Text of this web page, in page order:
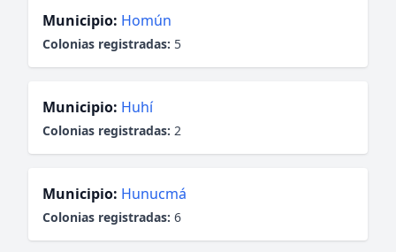
Municipio: Homún
Colonias registradas: 5
Municipio: Huhí
Colonias registradas: 2
Municipio: Hunucmá
Colonias registradas: 6